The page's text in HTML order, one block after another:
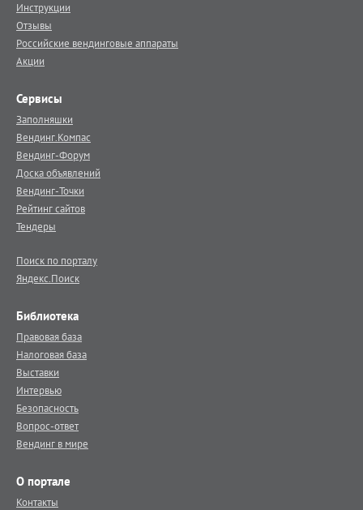
Инструкции
Отзывы
Российские вендинговые аппараты
Акции
Сервисы
Заполняшки
Вендинг.Компас
Вендинг-Форум
Доска объявлений
Вендинг-Точки
Рейтинг сайтов
Тендеры
Поиск по порталу
Яндекс.Поиск
Библиотека
Правовая база
Налоговая база
Выставки
Интервью
Безопасность
Вопрос-ответ
Вендинг в мире
О портале
Контакты